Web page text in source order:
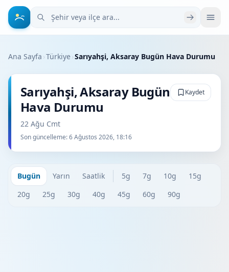
Şehir veya ilçe ara
Ana Sayfa ›Türkiye›Sarıyahşi, Aksaray Bugün Hava Durumu
Sarıyahşi, Aksaray Bugün
Hava Durumu
22 Ağu Cmt
Son güncelleme:6 Ağustos 2026, 18:16
Kaydet
Bugün Yarın Saatlik 5g 7g 10g
15g
20g
25g 30g 40g 45g 60g 90g